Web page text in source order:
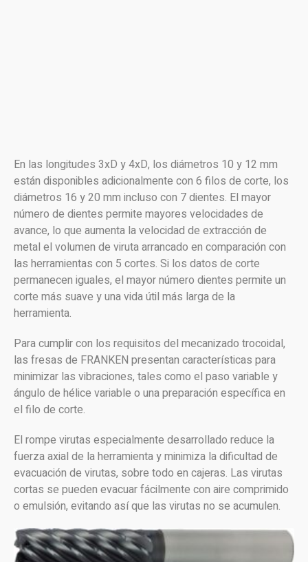
En las longitudes 3xD y 4xD, los diámetros 10 y 12 mm
están disponibles adicionalmente con 6 filos de corte, los
diámetros 16 y 20 mm incluso con 7 dientes. El mayor
número de dientes permite mayores velocidades de
avance, lo que aumenta la velocidad de extracción de
metal el volumen de viruta arrancado en comparación con
las herramientas con 5 cortes. Si los datos de corte
permanecen iguales, el mayor número dientes permite un
corte más suave y una vida útil más larga de la
herramienta.
Para cumplir con los requisitos del mecanizado trocoidal,
las fresas de FRANKEN presentan características para
minimizar las vibraciones, tales como el paso variable y
ángulo de hélice variable o una preparación específica en
el filo de corte.
El rompe virutas especialmente desarrollado reduce la
fuerza axial de la herramienta y minimiza la dificultad de
evacuación de virutas, sobre todo en cajeras. Las virutas
cortas se pueden evacuar fácilmente con aire comprimido
o emulsión, evitando así que las virutas no se acumulen.